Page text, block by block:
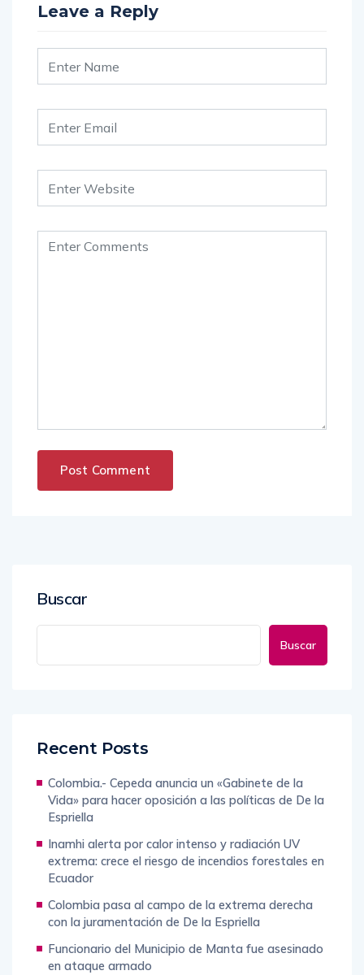
Leave a Reply
Buscar
Buscar
Recent Posts
Colombia.- Cepeda anuncia un «Gabinete de la
Vida» para hacer oposición a las políticas de De la
Espriella
Inamhi alerta por calor intenso y radiación UV
extrema: crece el riesgo de incendios forestales en
Ecuador
Colombia pasa al campo de la extrema derecha
con la juramentación de De la Espriella
Funcionario del Municipio de Manta fue asesinado
en ataque armado